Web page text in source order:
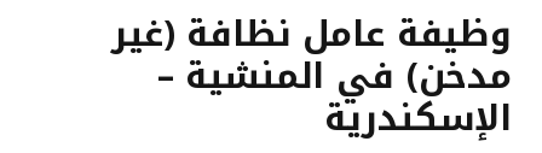
وظيفة عامل نظافة (غير
مدخن) في المنشية –
الإسكندرية